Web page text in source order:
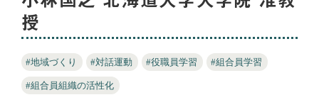
授
#地域づくり #対話運動 #役職員学習 #組合員学習
#組合員組織の活性化